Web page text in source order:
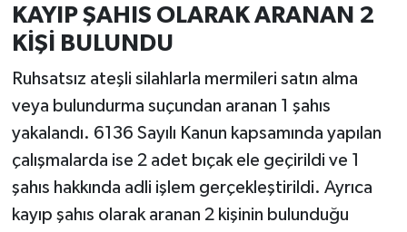
KAYIP ŞAHIS OLARAK ARANAN 2
KİŞİ BULUNDU
Ruhsatsız ateşli silahlarla mermileri satın alma
veya bulundurma suçundan aranan 1 şahıs
yakalandı. 6136 Sayılı Kanun kapsamında yapılan
çalışmalarda ise 2 adet bıçak ele geçirildi ve 1
şahıs hakkında adli işlem gerçekleştirildi. Ayrıca
kayıp şahıs olarak aranan 2 kişinin bulunduğu